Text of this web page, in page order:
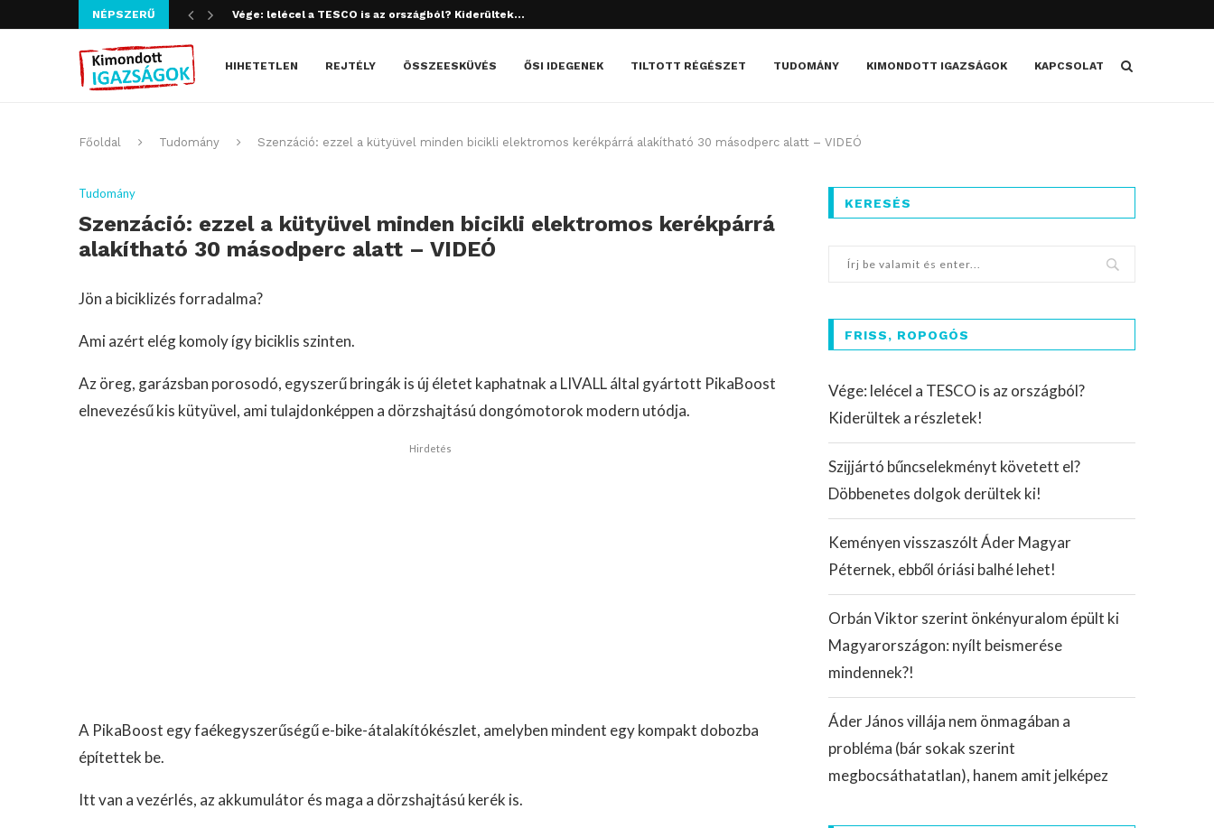
NÉPSZERŰ Szijjártó bűncselekményt követett el? Döbbenetes dolgok derültek ki!
HIHETETLEN REJTÉLY ÖSSZEESKÜVÉS ŐSI IDEGENEK TILTOTT RÉGÉSZET TUDOMÁNY KIMONDOTT IGAZSÁGOK KAPCSOLAT
Főoldal Tudomány Szenzáció: ezzel a kütyüvel minden bicikli elektromos kerékpárrá alakítható 30 másodperc alatt – VIDEÓ
Tudomány
Szenzáció: ezzel a kütyüvel minden bicikli elektromos kerékpárrá
alakítható 30 másodperc alatt – VIDEÓ
Jön a biciklizés forradalma?
Ami azért elég komoly így biciklis szinten.
Az öreg, garázsban porosodó, egyszerű bringák is új életet kaphatnak a LIVALL által gyártott PikaBoost
elnevezésű kis kütyüvel, ami tulajdonképpen a dörzshajtású dongómotorok modern utódja.
Hirdetés
A PikaBoost egy faékegyszerűségű e-bike-átalakítókészlet, amelyben mindent egy kompakt dobozba
építettek be.
Itt van a vezérlés, az akkumulátor és maga a dörzshajtású kerék is.
KERESÉS
FRISS, ROPOGÓS
Vége: lelécel a TESCO is az országból?
Kiderültek a részletek!
Szijjártó bűncselekményt követett el?
Döbbenetes dolgok derültek ki!
Keményen visszaszólt Áder Magyar
Péternek, ebből óriási balhé lehet!
Orbán Viktor szerint önkényuralom épült ki
Magyarországon: nyílt beismerése
mindennek?!
Áder János villája nem önmagában a
probléma (bár sokak szerint
megbocsáthatatlan), hanem amit jelképez